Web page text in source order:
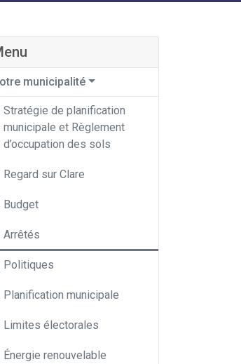
municipalité
Stratégie de planification
municipale et Règlement
d’occupation des sols
Regard sur Clare
Budget
Arrêtés
Politiques
Planification municipale
Limites électorales
Énergie renouvelable